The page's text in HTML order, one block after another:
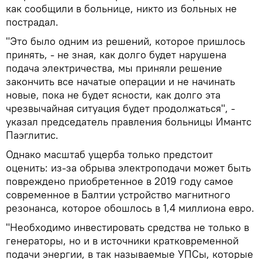
как сообщили в больнице, никто из больных не
пострадал.
"Это было одним из решений, которое пришлось
принять, - не зная, как долго будет нарушена
подача электричества, мы приняли решение
закончить все начатые операции и не начинать
новые, пока не будет ясности, как долго эта
чрезвычайная ситуация будет продолжаться", -
указал председатель правления больницы Имантс
Паэглитис.
Однако масштаб ущерба только предстоит
оценить: из-за обрыва электроподачи может быть
повреждено приобретенное в 2019 году самое
современное в Балтии устройство магнитного
резонанса, которое обошлось в 1,4 миллиона евро.
"Необходимо инвестировать средства не только в
генераторы, но и в источники кратковременной
подачи энергии, в так называемые УПСы, которые